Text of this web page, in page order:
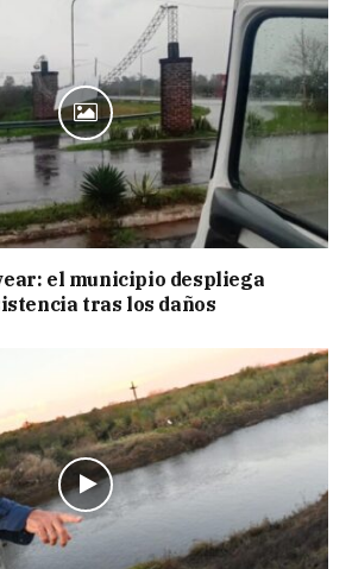
el municipio despliega
tras los daños